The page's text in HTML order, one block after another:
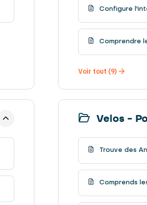
Configure
Comprendre
Voir tout (9)
Velos -
Trouve des
Comprends